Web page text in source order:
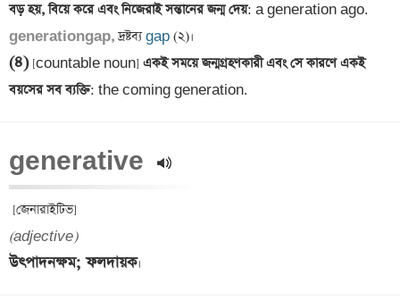
বড় হয়, বিয়ে করে এবং নিজেরাই সন্তানের জন্ম দেয়
generationgap, দ্রষ্টব্য gap
(৪) [countable noun] একই সময়ে জন্মগ্রহণকারী এবং সে কারণে একই
বয়সের সব ব্যক্তি: the coming generation.
generative
(adjective)
উৎপাদনক্ষম; ফলদায়ক